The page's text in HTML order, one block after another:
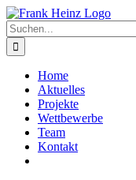
Zum
Inhalt
springen
Suche
nach:
Home
Aktuelles
Projekte
Wettbewerbe
Team
Kontakt